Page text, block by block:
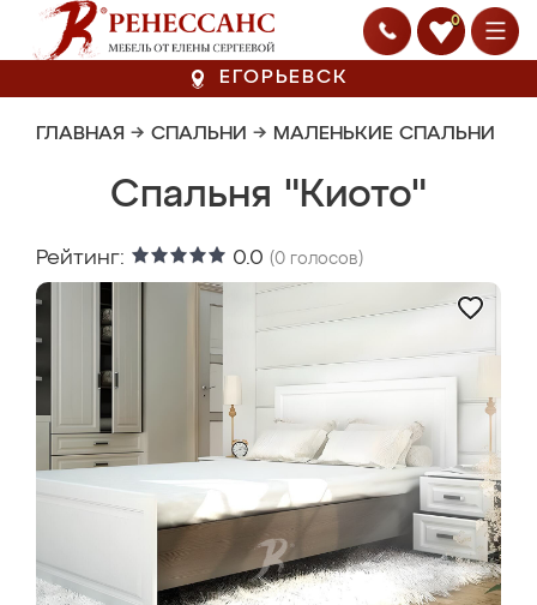
0
ЕГОРЬЕВСК
ГЛАВНАЯ → СПАЛЬНИ → МАЛЕНЬКИЕ СПАЛЬНИ
Спальня "Киото"
Рейтинг: 0.0 (0 голосов)